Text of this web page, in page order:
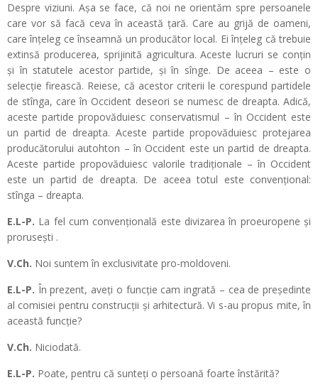
Despre viziuni. Așa se face, că noi ne orientăm spre persoanele
care vor să facă ceva în această țară. Care au grijă de oameni,
care înțeleg ce înseamnă un producător local. Ei înțeleg că trebuie
extinsă producerea, sprijinită agricultura. Aceste lucruri se conțin
și în statutele acestor partide, și în sînge. De aceea – este o
selecție firească. Reiese, că acestor criterii le corespund partidele
de stînga, care în Occident deseori se numesc de dreapta. Adică,
aceste partide propovăduiesc conservatismul – în Occident este
un partid de dreapta. Aceste partide propovăduiesc protejarea
producătorului autohton – în Occident este un partid de dreapta.
Aceste partide propovăduiesc valorile tradiționale – în Occident
este un partid de dreapta. De aceea totul este convențional:
stînga – dreapta.
E.L-P. La fel cum convențională este divizarea în proeuropene și
prorusești .
V.Ch. Noi suntem în exclusivitate pro-moldoveni.
E.L-P. În prezent, aveți o funcție cam ingrată – cea de președinte
al comisiei pentru construcții și arhitectură. Vi s-au propus mite, în
această funcție?
V.Ch. Niciodată.
E.L-P. Poate, pentru că sunteți o persoană foarte înstărită?